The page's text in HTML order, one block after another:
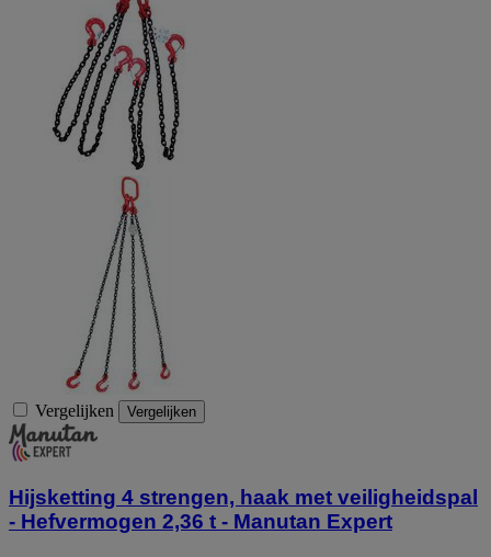
Vergelijken Vergelijken
Hijsketting 4 strengen, haak met veiligheidspal
- Hefvermogen 2,36 t - Manutan Expert